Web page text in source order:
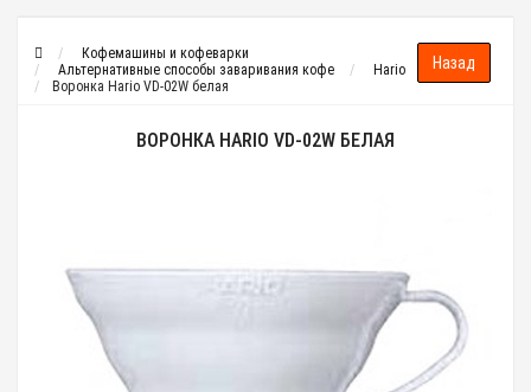
Кофемашины и кофеварки
Альтернативные способы заваривания кофе
Hario
Воронка Hario VD-02W белая
ВОРОНКА HARIO VD-02W БЕЛАЯ